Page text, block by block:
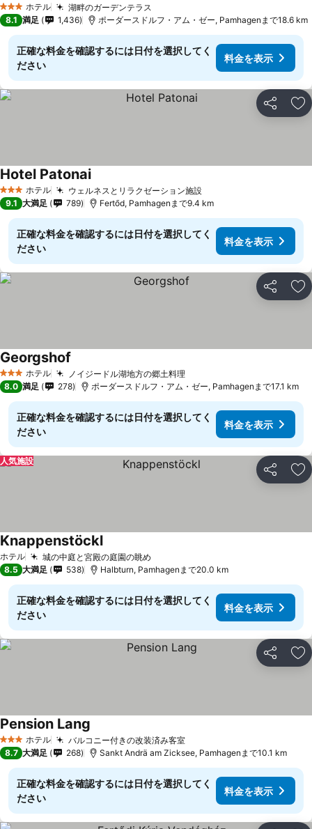
3 ホテルのランク
ホテル 湖畔のガーデンテラス
8.1 満足 1,436 ポーダースドルフ・アム・ゼー, Pamhagenまで18.6 km
正確な料金を確認するには日付を選択してく
ださい
料金を表示
シェア お
3 ホテルのランク
ホテル ウェルネスとリラクゼーション施設料金を表示
Hotel Patonai料金を表示
9.1 大満足 789 Fertőd, Pamhagenまで9.4 km
正確な料金を確認するには日付を選択してく
ださい
料金を表示
シェア お
3 ホテルのランク
ホテル ノイジードル湖地方の郷土料理料金を表示
Georgshof
8.0 満足 278 ポーダースドルフ・アム・ゼー, Pamhagenまで17.1 km
正確な料金を確認するには日付を選択してく
ださい
料金を表示
シェア お
人気施設
ホテル 城の中庭と宮殿の庭園の眺め
Knappenstöckl料金を表示
8.5 大満足 538 Halbturn, Pamhagenまで20.0 km
正確な料金を確認するには日付を選択してく
ださい
料金を表示
シェア お
3 ホテルのランク
ホテル バルコニー付きの改装済み客室料金を表示
Pension Lang
8.7 大満足 268 Sankt Andrä am Zicksee, Pamhagenまで10.1 km
正確な料金を確認するには日付を選択してく
ださい
料金を表示